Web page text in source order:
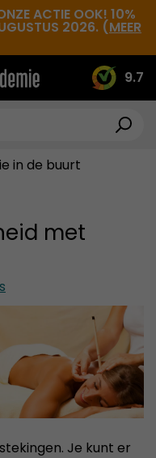
ACTIE OOK! 10%
2026. (MEER
9.7
studenten
de branche
in de buurt
met
Je kunt er